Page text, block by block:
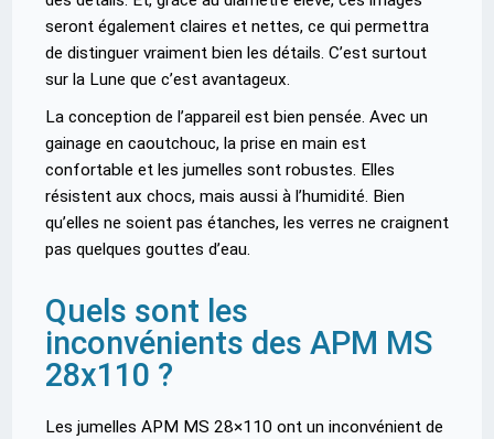
seront également claires et nettes, ce qui permettra
de distinguer vraiment bien les détails. C’est surtout
sur la Lune que c’est avantageux.
La conception de l’appareil est bien pensée. Avec un
gainage en caoutchouc, la prise en main est
confortable et les jumelles sont robustes. Elles
résistent aux chocs, mais aussi à l’humidité. Bien
qu’elles ne soient pas étanches, les verres ne craignent
pas quelques gouttes d’eau.
Quels sont les
inconvénients des APM MS
28x110 ?
Les jumelles APM MS 28×110 ont un inconvénient de